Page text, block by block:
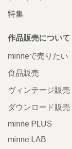
特集
作品販売について
minneで売りたい
食品販売
ヴィンテージ販売
ダウンロード販売
minne PLUS
minne LAB